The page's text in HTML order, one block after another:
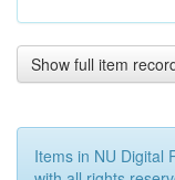
Show full item
Items in NU Digital